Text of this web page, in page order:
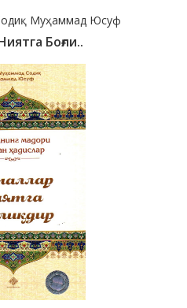
Муҳаммад Юсуф
Боғли..